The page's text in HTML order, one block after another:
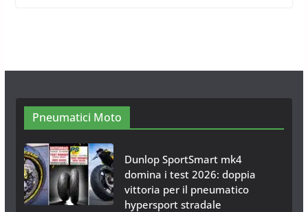
26 Gennaio 2017
Pneumatici Moto
Dunlop SportSmart mk4
domina i test 2026: doppia
vittoria per il pneumatico
hypersport stradale